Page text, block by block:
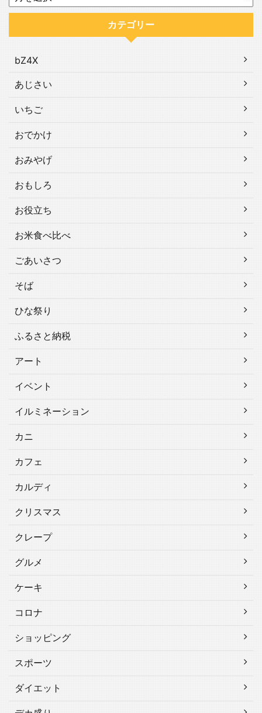
カテゴリー
bZ4X
あじさい
いちご
おでかけ
おみやげ
おもしろ
お役立ち
お米食べ比べ
ごあいさつ
そば
ひな祭り
ふるさと納税
アート
イベント
イルミネーション
カニ
カフェ
カルディ
クリスマス
クレープ
グルメ
ケーキ
コロナ
ショッピング
スポーツ
ダイエット